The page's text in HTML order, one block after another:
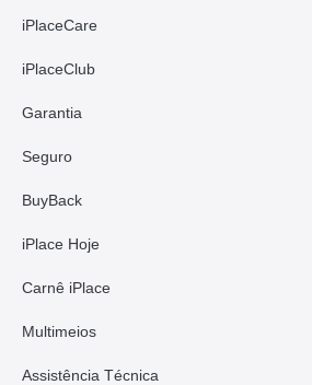
iPlaceCare
iPlaceClub
Garantia
Seguro
BuyBack
iPlace Hoje
Carnê iPlace
Multimeios
Assistência Técnica